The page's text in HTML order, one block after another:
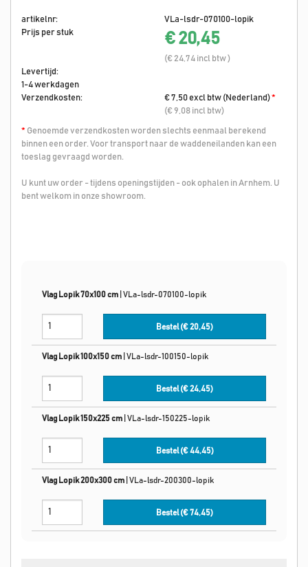
artikelnr:
VLa-lsdr-070100-lopik
Prijs per stuk
€ 20,45
(€ 24,74 incl btw )
Levertijd:
1-4 werkdagen
Verzendkosten:
€ 7,50 excl btw (Nederland)*
(€ 9,08 incl btw)
* Genoemde verzendkosten worden slechts eenmaal berekend
binnen een order. Voor transport naar de waddeneilanden kan een
toeslag gevraagd worden.
U kunt uw order - tijdens openingstijden - ook ophalen in Arnhem. U
bent welkom in onze showroom.
Vlag Lopik 70x100 cm VLa-lsdr-070100-lopik
Bestel (€20,45)
Vlag Lopik 100x150 cm VLa-lsdr-100150-lopik
Bestel (€24,45)
Vlag Lopik 150x225 cm VLa-lsdr-150225-lopik
Bestel (€44,45)
Vlag Lopik 200x300 cm VLa-lsdr-200300-lopik
Bestel (€74,45)